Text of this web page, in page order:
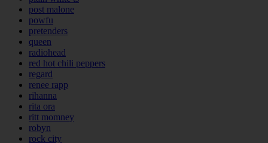
post malone
powfu
pretenders
queen
radiohead
red hot chili peppers
regard
renee rapp
rihanna
rita ora
ritt momney
robyn
rock city